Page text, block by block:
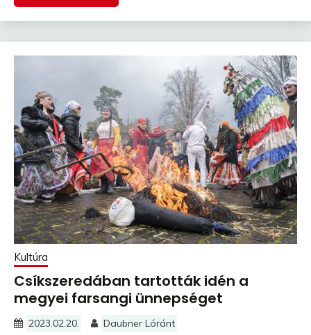
Kultúra
Csíkszeredában tartották idén a
megyei farsangi ünnepséget
2023.02.20. Daubner Lóránt